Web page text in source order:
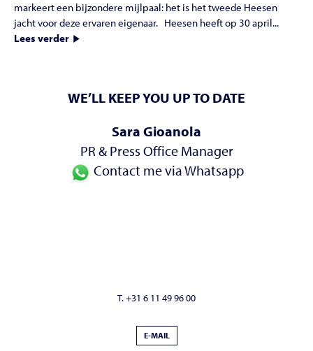
markeert een bijzondere mijlpaal: het is het tweede Heesen
jacht voor deze ervaren eigenaar. Heesen heeft op 30 april...
Lees verder
WE’LL KEEP YOU UP TO DATE
Sara Gioanola
PR & Press Office Manager
Contact me via Whatsapp
T. +31 6 11 49 96 00
E-MAIL